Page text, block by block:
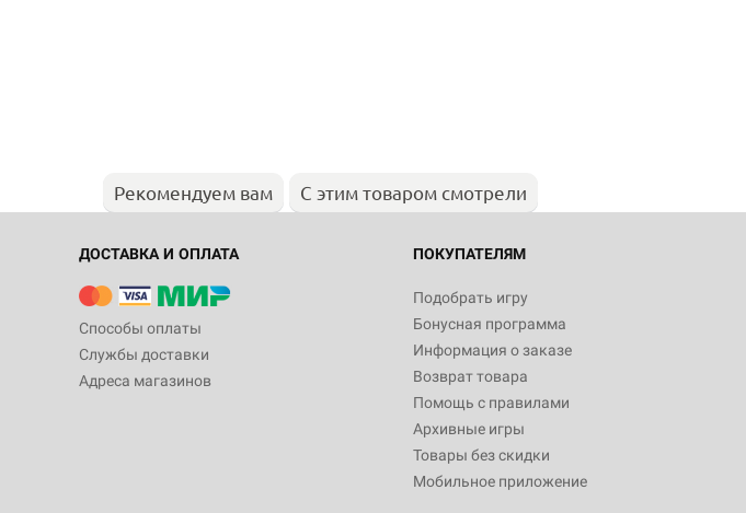
Рекомендуем вам С этим товаром смотрели
ДОСТАВКА И ОПЛАТА
Способы оплаты
Службы доставки
Адреса магазинов
ПОКУПАТЕЛЯМ
Подобрать игру
Бонусная программа
Информация о заказе
Возврат товара
Помощь с правилами
Архивные игры
Товары без скидки
Мобильное приложение